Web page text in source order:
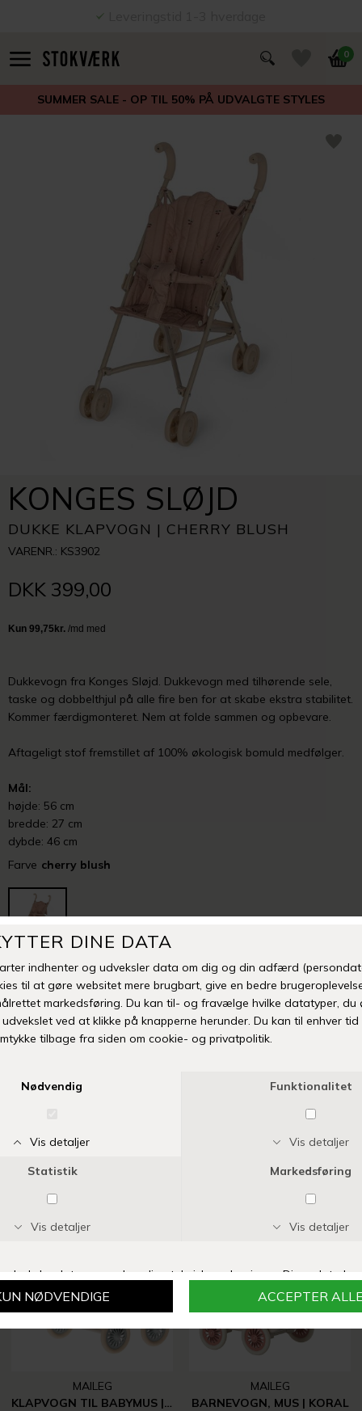
0
SUMMER SALE - OP TIL 50% PÅ UDVALGTE STYLES
KONGES SLØJD
DUKKE KLAPVOGN | CHERRY BLUSH
VARENR.: KS3902
DKK 399,00
Dukkevogn fra Konges Sløjd. Dukkevogn med tilhørende sele,
taske og dobbelthjul på alle fire ben for at skabe ekstra stabilitet.
Kommer færdigmonteret. Nem at folde sammen og opbevare.
Aftageligt stof fremstillet af 100% økologisk bomuld medfølger.
Mål:
højde: 56 cm
bredde: 27 cm
dybde: 46 cm
Farve cherry blush
-
TILFØJ TIL ØNSKESKYEN
Vi anbefaler også
MAILEG
MAILEG
BARNEVOGN, MUS | KORAL